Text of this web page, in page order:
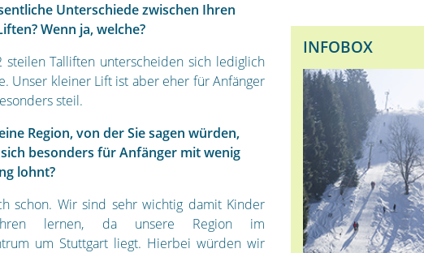
INFOBOX
Unterschiede zwischen Ihren
Wenn ja, welche?
steilen Talliften unterscheiden sich lediglich
Unser kleiner Lift ist aber eher für Anfänger
steil.
Region, von der Sie sagen würden,
besonders für Anfänger mit wenig
lohnt?
schon. Wir sind sehr wichtig damit Kinder
lernen, da unsere Region im
um Stuttgart liegt. Hierbei würden wir